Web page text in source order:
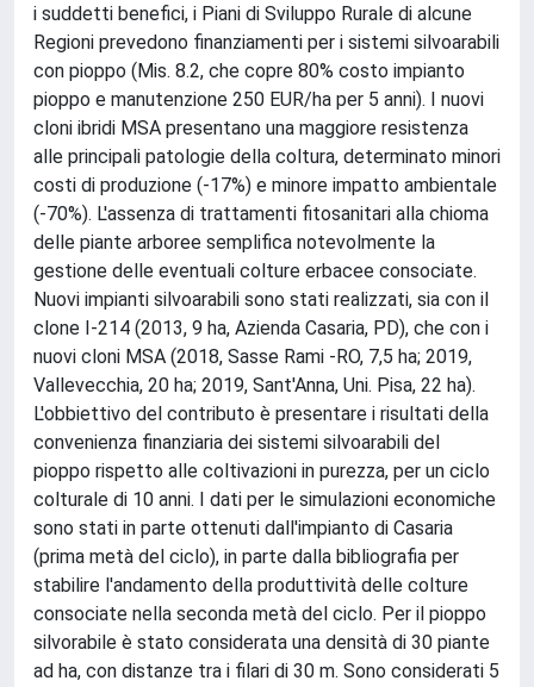
i suddetti benefici, i Piani di Sviluppo Rurale di alcune
Regioni prevedono finanziamenti per i sistemi silvoarabili
con pioppo (Mis. 8.2, che copre 80% costo impianto
pioppo e manutenzione 250 EUR/ha per 5 anni). I nuovi
cloni ibridi MSA presentano una maggiore resistenza
alle principali patologie della coltura, determinato minori
costi di produzione (-17%) e minore impatto ambientale
(-70%). L'assenza di trattamenti fitosanitari alla chioma
delle piante arboree semplifica notevolmente la
gestione delle eventuali colture erbacee consociate.
Nuovi impianti silvoarabili sono stati realizzati, sia con il
clone I-214 (2013, 9 ha, Azienda Casaria, PD), che con i
nuovi cloni MSA (2018, Sasse Rami -RO, 7,5 ha; 2019,
Vallevecchia, 20 ha; 2019, Sant'Anna, Uni. Pisa, 22 ha).
L'obbiettivo del contributo è presentare i risultati della
convenienza finanziaria dei sistemi silvoarabili del
pioppo rispetto alle coltivazioni in purezza, per un ciclo
colturale di 10 anni. I dati per le simulazioni economiche
sono stati in parte ottenuti dall'impianto di Casaria
(prima metà del ciclo), in parte dalla bibliografia per
stabilire l'andamento della produttività delle colture
consociate nella seconda metà del ciclo. Per il pioppo
silvorabile è stato considerata una densità di 30 piante
ad ha, con distanze tra i filari di 30 m. Sono considerati 5